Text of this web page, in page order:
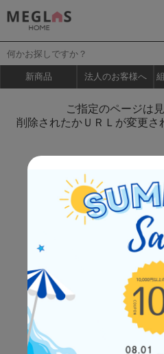
新商品 法人のお客様へ
ご指定のページは
削除されたかＵＲＬが変更さ